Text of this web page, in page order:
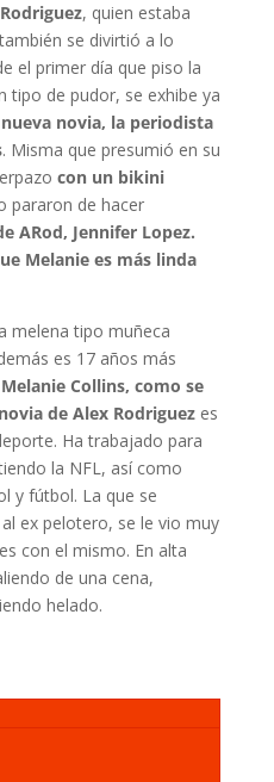
, quien estaba
se divirtió a lo
el primer día que piso la
tipo de pudor, se exhibe ya
novia, la periodista
. Misma que presumió en su
con un bikini
pararon de hacer
ARod, Jennifer Lopez.
Melanie es más linda
melena tipo muñeca
es 17 años más
Melanie Collins, como se
de Alex Rodriguezes
Ha trabajado para
la NFL, así como
y fútbol. La que se
ex pelotero, se le vio muy
con el mismo. En alta
de una cena,
helado.